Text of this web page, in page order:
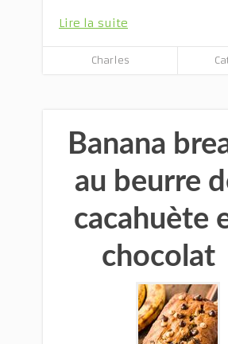
Lire la suite
Charles
Banana
au beurre
cacahuète
chocolat